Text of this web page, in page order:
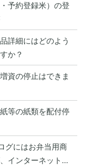
予約登録米）の登
詳細にはどのよう
か？
資の停止はできま
等の紙類を配付停
グにはお弁当用商
インターネット注